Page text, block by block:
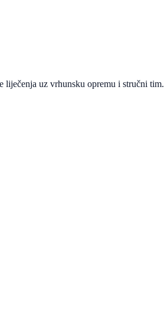
liječenja uz vrhunsku opremu i stručni tim.